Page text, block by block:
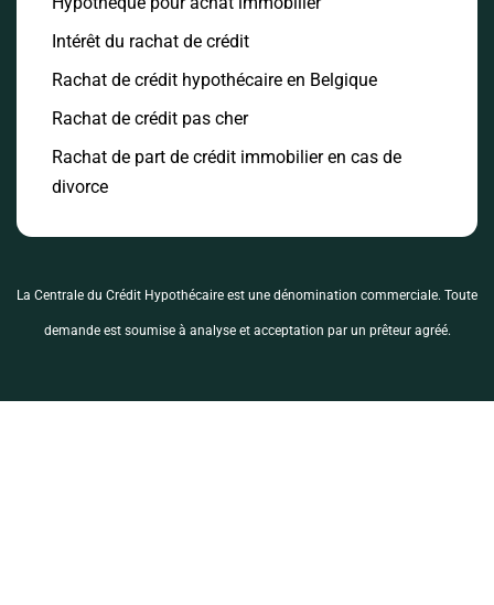
Intérêt du rachat de crédit
Rachat de crédit hypothécaire en Belgique
Rachat de crédit pas cher
Rachat de part de crédit immobilier en cas de
divorce
La Centrale du Crédit Hypothécaire est une dénomination commerciale. Toute
demande est soumise à analyse et acceptation par un prêteur agréé.